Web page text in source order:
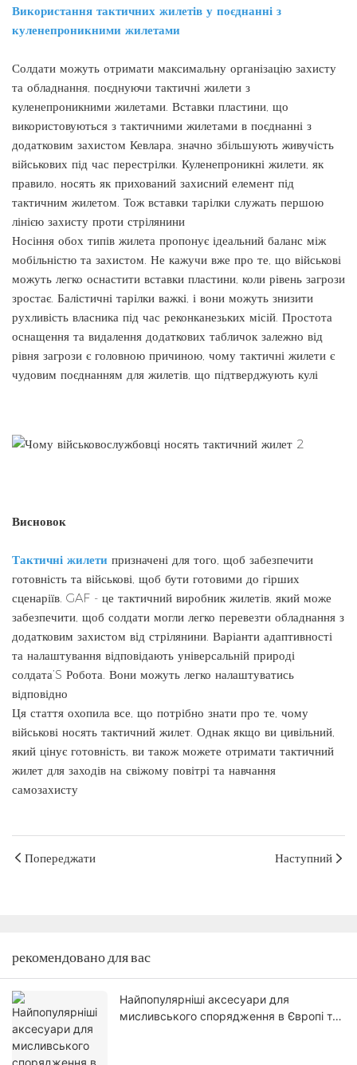
Використання тактичних жилетів у поєднанні з
куленепроникними жилетами
Солдати можуть отримати максимальну організацію захисту
та обладнання, поєднуючи тактичні жилети з
куленепроникними жилетами. Вставки пластини, що
використовуються з тактичними жилетами в поєднанні з
додатковим захистом Кевлара, значно збільшують живучість
військових під час перестрілки. Куленепроникні жилети, як
правило, носять як прихований захисний елемент під
тактичним жилетом. Тож вставки тарілки служать першою
лінією захисту проти стрілянини
Носіння обох типів жилета пропонує ідеальний баланс між
мобільністю та захистом. Не кажучи вже про те, що військові
можуть легко оснастити вставки пластини, коли рівень загрози
зростає. Балістичні тарілки важкі, і вони можуть знизити
рухливість власника під час реконканезьких місій. Простота
оснащення та видалення додаткових табличок залежно від
рівня загрози є головною причиною, чому тактичні жилети є
чудовим поєднанням для жилетів, що підтверджують кулі
Висновок
Тактичні жилети призначені для того, щоб забезпечити
готовність та військові, щоб бути готовими до гірших
сценаріїв. GAF - це тактичний виробник жилетів, який може
забезпечити, щоб солдати могли легко перевезти обладнання з
додатковим захистом від стрілянини. Варіанти адаптивності
та налаштування відповідають універсальній природі
солдата’S Робота. Вони можуть легко налаштуватись
відповідно
Ця стаття охопила все, що потрібно знати про те, чому
військові носять тактичний жилет. Однак якщо ви цивільний,
який цінує готовність, ви також можете отримати тактичний
жилет для заходів на свіжому повітрі та навчання
самозахисту
Попереджати Наступний
рекомендовано для вас
Найпопулярніші аксесуари для
мисливського спорядження в Європі та